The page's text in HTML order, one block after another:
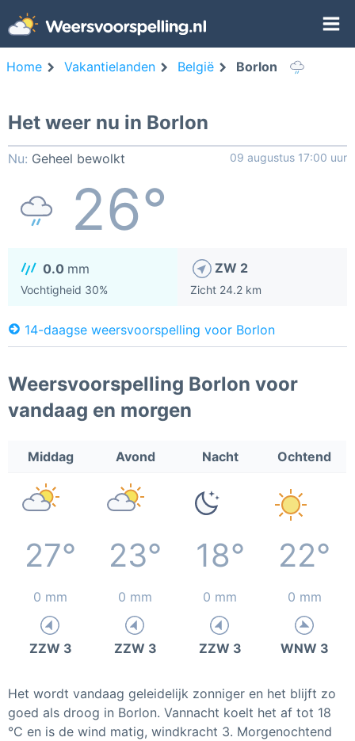
Home Vakantielanden België Borlon
Het weer nu in Borlon
Nu: Geheel bewolkt 09 augustus 17:00 uur
26°
0.0 mm
Vochtigheid 30%
ZW 2
Zicht 24.2 km
14-daagse weersvoorspelling voor Borlon
Weersvoorspelling Borlon voor
vandaag en morgen
Middag Avond Nacht Ochtend
27° 23° 18° 22°
0 mm 0 mm 0 mm 0 mm
ZZW 3 ZZW 3 ZZW 3 WNW 3
Het wordt vandaag geleidelijk zonniger en het blijft zo
goed als droog in Borlon. Vannacht koelt het af tot 18
°C en is de wind matig, windkracht 3. Morgenochtend